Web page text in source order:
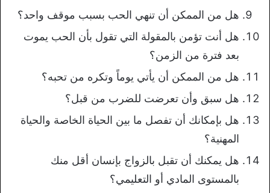
هل من الممكن أن تنهي الحب بسبب موقف واحد؟
هل أنت تؤمن بالمقولة التي تقول بأن الحب يموت
بعد فترة من الزمن؟
هل من الممكن أن يأتي يوماً وتكره من تحبه؟
هل سبق وأن تعرضت للضرب من قبل؟
هل بإمكانك أن تفصل ما بين الحياة الخاصة والحياة
المهنية؟
هل يمكنك أن تقبل بالزواج بإنسان أقل منك
بالمستوى المادي أو التعليمي؟